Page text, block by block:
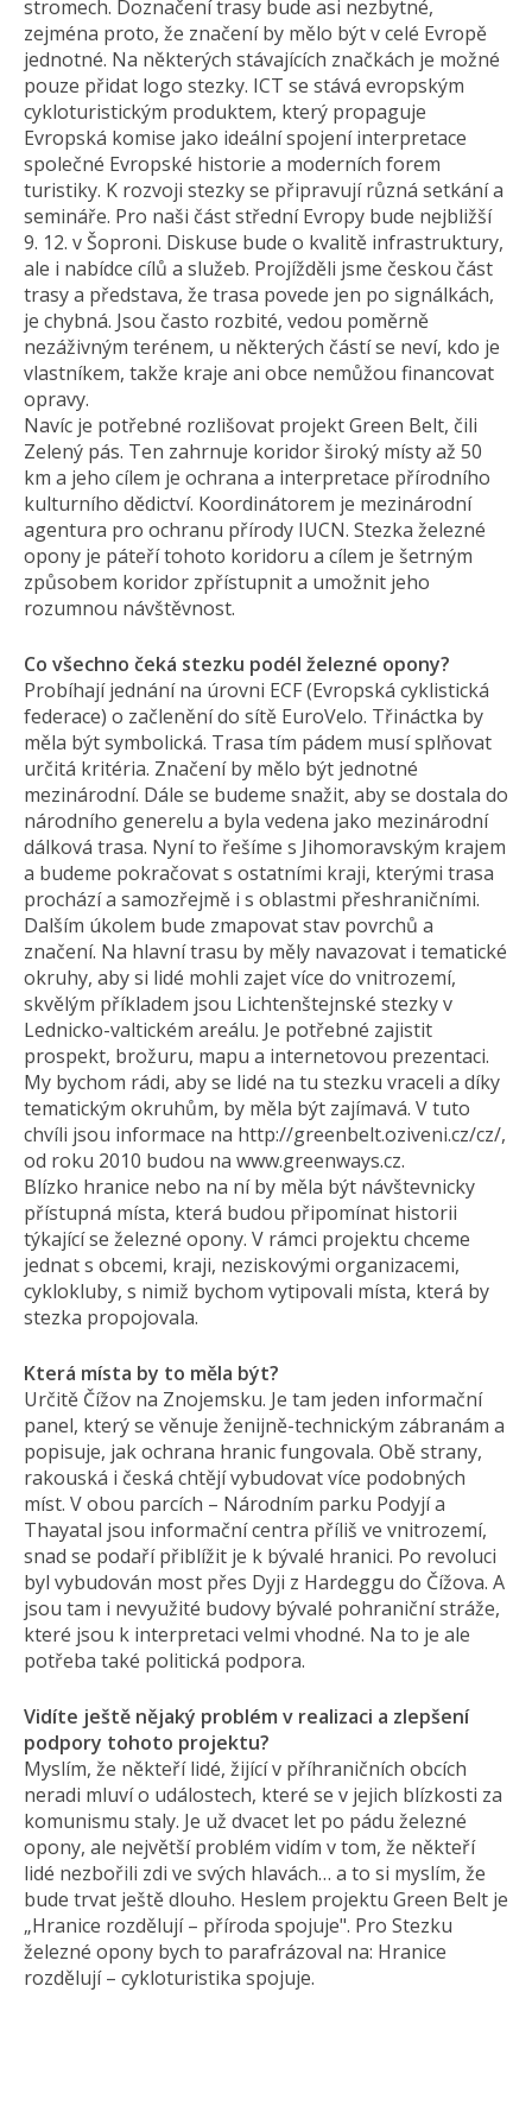
stromech. Doznačení trasy bude asi nezbytné,
zejména proto, že značení by mělo být v celé Evropě
jednotné. Na některých stávajících značkách je možné
pouze přidat logo stezky. ICT se stává evropským
cykloturistickým produktem, který propaguje
Evropská komise jako ideální spojení interpretace
společné Evropské historie a moderních forem
turistiky. K rozvoji stezky se připravují různá setkání a
semináře. Pro naši část střední Evropy bude nejbližší
9. 12. v Šoproni. Diskuse bude o kvalitě infrastruktury,
ale i nabídce cílů a služeb. Projížděli jsme českou část
trasy a představa, že trasa povede jen po signálkách,
je chybná. Jsou často rozbité, vedou poměrně
nezáživným terénem, u některých částí se neví, kdo je
vlastníkem, takže kraje ani obce nemůžou financovat
opravy.
Navíc je potřebné rozlišovat projekt Green Belt, čili
Zelený pás. Ten zahrnuje koridor široký místy až 50
km a jeho cílem je ochrana a interpretace přírodního
kulturního dědictví. Koordinátorem je mezinárodní
agentura pro ochranu přírody IUCN. Stezka železné
opony je páteří tohoto koridoru a cílem je šetrným
způsobem koridor zpřístupnit a umožnit jeho
rozumnou návštěvnost.
Co všechno čeká stezku podél železné opony?
Probíhají jednání na úrovni ECF (Evropská cyklistická
federace) o začlenění do sítě EuroVelo. Třináctka by
měla být symbolická. Trasa tím pádem musí splňovat
určitá kritéria. Značení by mělo být jednotné
mezinárodní. Dále se budeme snažit, aby se dostala do
národního generelu a byla vedena jako mezinárodní
dálková trasa. Nyní to řešíme s Jihomoravským krajem
a budeme pokračovat s ostatními kraji, kterými trasa
prochází a samozřejmě i s oblastmi přeshraničními.
Dalším úkolem bude zmapovat stav povrchů a
značení. Na hlavní trasu by měly navazovat i tematické
okruhy, aby si lidé mohli zajet více do vnitrozemí,
skvělým příkladem jsou Lichtenštejnské stezky v
Lednicko-valtickém areálu. Je potřebné zajistit
prospekt, brožuru, mapu a internetovou prezentaci.
My bychom rádi, aby se lidé na tu stezku vraceli a díky
tematickým okruhům, by měla být zajímavá. V tuto
chvíli jsou informace na http://greenbelt.oziveni.cz/cz/,
od roku 2010 budou na www.greenways.cz.
Blízko hranice nebo na ní by měla být návštevnicky
přístupná místa, která budou připomínat historii
týkající se železné opony. V rámci projektu chceme
jednat s obcemi, kraji, neziskovými organizacemi,
cyklokluby, s nimiž bychom vytipovali místa, která by
stezka propojovala.
Která místa by to měla být?
Určitě Čížov na Znojemsku. Je tam jeden informační
panel, který se věnuje ženijně-technickým zábranám a
popisuje, jak ochrana hranic fungovala. Obě strany,
rakouská i česká chtějí vybudovat více podobných
míst. V obou parcích – Národním parku Podyjí a
Thayatal jsou informační centra příliš ve vnitrozemí,
snad se podaří přiblížit je k bývalé hranici. Po revoluci
byl vybudován most přes Dyji z Hardeggu do Čížova. A
jsou tam i nevyužité budovy bývalé pohraniční stráže,
které jsou k interpretaci velmi vhodné. Na to je ale
potřeba také politická podpora.
Vidíte ještě nějaký problém v realizaci a zlepšení
podpory tohoto projektu?
Myslím, že někteří lidé, žijící v příhraničních obcích
neradi mluví o událostech, které se v jejich blízkosti za
komunismu staly. Je už dvacet let po pádu železné
opony, ale největší problém vidím v tom, že někteří
lidé nezbořili zdi ve svých hlavách… a to si myslím, že
bude trvat ještě dlouho. Heslem projektu Green Belt je
„Hranice rozdělují – příroda spojuje". Pro Stezku
železné opony bych to parafrázoval na: Hranice
rozdělují – cykloturistika spojuje.